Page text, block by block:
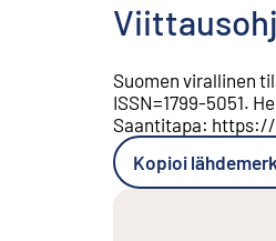
Suomen virallinen
ISSN=1799-5051.
Saantitapa:
Kopioi